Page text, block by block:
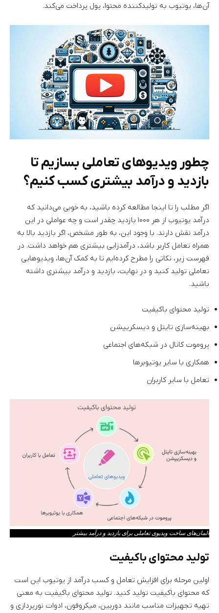
آن‌ها، یوتیوب به تولیدکننده محتوا، پول پرداخت می‌کند.
چطور ویدیوهای تعاملی بسازیم تا
بازدید و درآمد بیشتری کسب کنیم؟
اگر مطلب را تا اینجا مطالعه کرده باشید، به خوبی می‌دانید که
درآمد یوتیوب از هر ۱۰۰۰ بازدید چقدر است و چه عواملی در این
درآمد نقش دارند. با وجود این، به طور مشخص، اگر بازدید بالا به
همراه تعامل کاربر باشد، درآمدزایی بیشتری هم خواهد داشت. در
فهرست زیر، نکاتی را مطرح کرده‌ایم تا به کمک آن‌ها، ویدیوهایی
تعاملی تولید کنید و در نهایت، بازدید و درآمد بیشتری داشته
باشید.
تولید محتوای باکیفیت
بهینه‌سازی تایتل و دیسکریپشن
پروموت کانال در شبکه‌های اجتماعی
همکاری با سایر یوتیوبرها
تعامل با سایر کاربران
المان‌های ساخت ویدیوی تعاملی برای بازدید و درآمد بیشتر
تولید محتوای باکیفیت
اولین مرحله برای افزایش تعامل و کسب درآمد از یوتیوب این است
که محتوای باکیفیت تولید کنید. تولید محتوای باکیفیت به معنی
تهیه تجهیزات مناسب مانند دوربین، میکروفون، ادوات نورپردازی و